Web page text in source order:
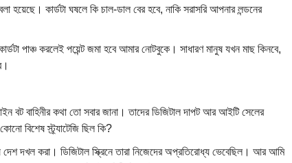
হয়েছে। কার্ডটা ঘষলে কি চাল-ডাল বের হবে, নাকি সরাসরি আপনার লন্ডনের
পাঞ্চ করলেই পয়েন্ট জমা হবে আমার নোটবুকে। সাধারণ মানুষ যখন মাছ কিনবে,
বট বাহিনীর কথা তো সবার জানা। তাদের ডিজিটাল দাপট আর আইটি সেলের
বিশেষ স্ট্র্যাটেজি ছিল কি?
দখল করা। ডিজিটাল স্ক্রিনে তারা নিজেদের অপ্রতিরোধ্য ভেবেছিল। আর আমি